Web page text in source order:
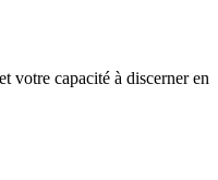
votre capacité à discerner en